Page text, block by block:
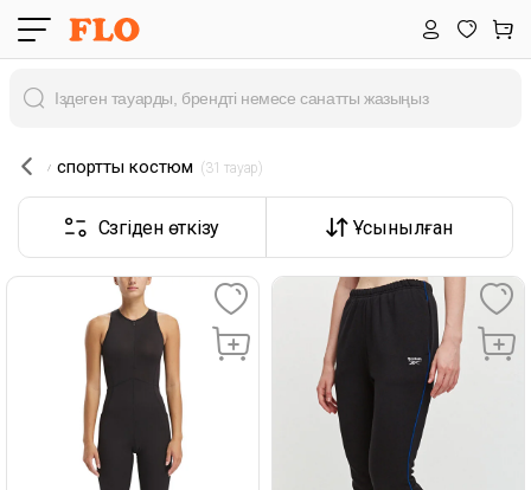
спорттық костюм (31 тауар)
Сүзгіден өткізу Ұсынылған